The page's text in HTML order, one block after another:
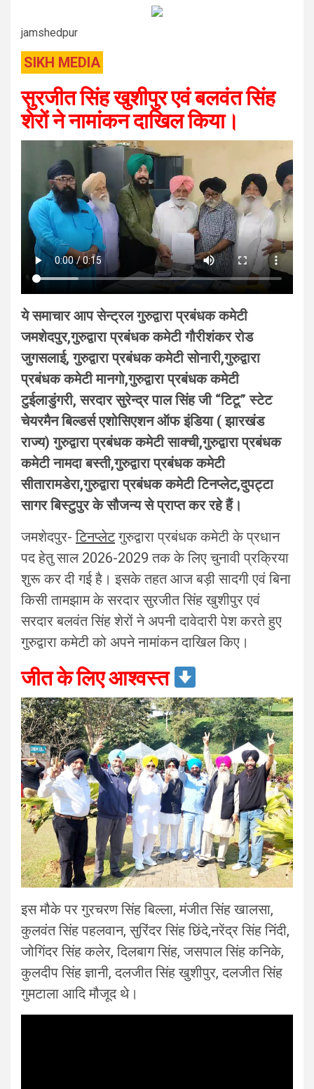
jamshedpur
SIKH MEDIA
सुरजीत सिंह खुशीपुर एवं बलवंत सिंह
शेरों ने नामांकन दाखिल किया।
ये समाचार आप सेन्ट्रल गुरुद्वारा प्रबंधक कमेटी
जमशेदपुर,गुरुद्वारा प्रबंधक कमेटी गौरीशंकर रोड
जुगसलाई, गुरुद्वारा प्रबंधक कमेटी सोनारी,गुरुद्वारा
प्रबंधक कमेटी मानगो,गुरुद्वारा प्रबंधक कमेटी
टुईलाडुंगरी, सरदार सुरेन्द्र पाल सिंह जी “टिटू” स्टेट
चेयरमैन बिल्डर्स एशोसिएशन ऑफ इंडिया ( झारखंड
राज्य) गुरुद्वारा प्रबंधक कमेटी साक्ची,गुरुद्वारा प्रबंधक
कमेटी नामदा बस्ती,गुरुद्वारा प्रबंधक कमेटी
सीतारामडेरा,गुरुद्वारा प्रबंधक कमेटी टिनप्लेट,दुपट्टा
सागर बिस्टुपुर के सौजन्य से प्राप्त कर रहे हैं।
जमशेदपुर-टिनप्लेटगुरुद्वारा प्रबंधक कमेटी के प्रधान
पद हेतु साल 2026-2029 तक के लिए चुनावी प्रक्रिया
शुरू कर दी गई है। इसके तहत आज बड़ी सादगी एवं बिना
किसी तामझाम के सरदार सुरजीत सिंह खुशीपुर एवं
सरदार बलवंत सिंह शेरों ने अपनी दावेदारी पेश करते हुए
गुरुद्वारा कमेटी को अपने नामांकन दाखिल किए।
जीत के लिए आश्वस्त
इस मौके पर गुरचरण सिंह बिल्ला, मंजीत सिंह खालसा,
कुलवंत सिंह पहलवान, सुरिंदर सिंह छिंदे,नरेंद्र सिंह निंदी,
जोगिंदर सिंह कलेर, दिलबाग सिंह, जसपाल सिंह कनिके,
कुलदीप सिंह ज्ञानी, दलजीत सिंह खुशीपुर, दलजीत सिंह
गुमटाला आदि मौजूद थे।